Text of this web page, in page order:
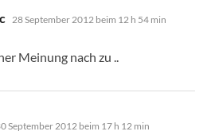
sagt:
28 September 2012 beim 12 h 54 min
Meinung nach zu ..
September 2012 beim 17 h 12 min